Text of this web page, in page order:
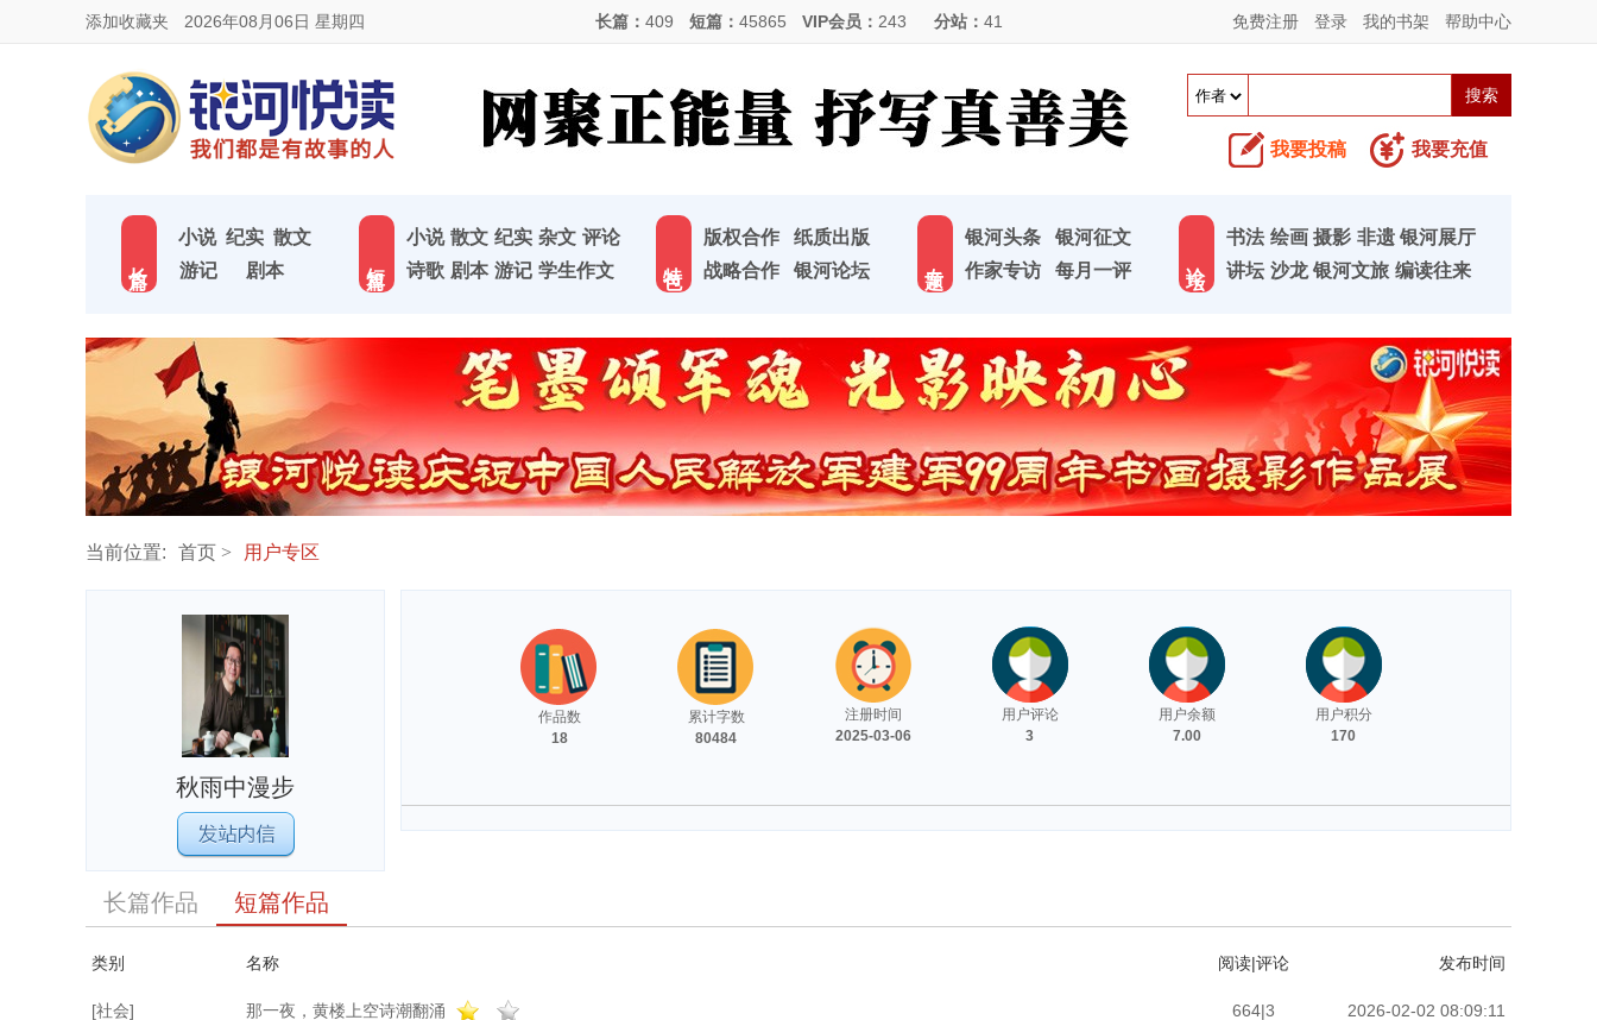
添加收藏夹 2026年08月06日 星期四 长篇： 409 短篇： 45865 VIP会员： 243 分站： 41 免费注册 登录 我的书架 帮助中心
我要投稿 我要充值
小说 纪实 散文
游记
剧本
小说 散文 纪实 杂文 评论
诗歌 剧本 游记 学生作文
版权合作
纸质出版
战略合作
银河论坛
银河头条
银河征文
作家专访
每月一评
书法 绘画 摄影 非遗 银河展厅
讲坛 沙龙 银河文旅 编读往来
当前位置: 首页 用户专区
秋雨中漫步
作品数
18
累计字数
80484
注册时间
2025-03-06
用户评论
3
用户余额
7.00
用户积分
170
长篇作品 短篇作品
类别 名称 阅读|评论 发布时间
[社会] 那一夜，黄楼上空诗潮翻涌 664|3 2026-02-02 08:09:11